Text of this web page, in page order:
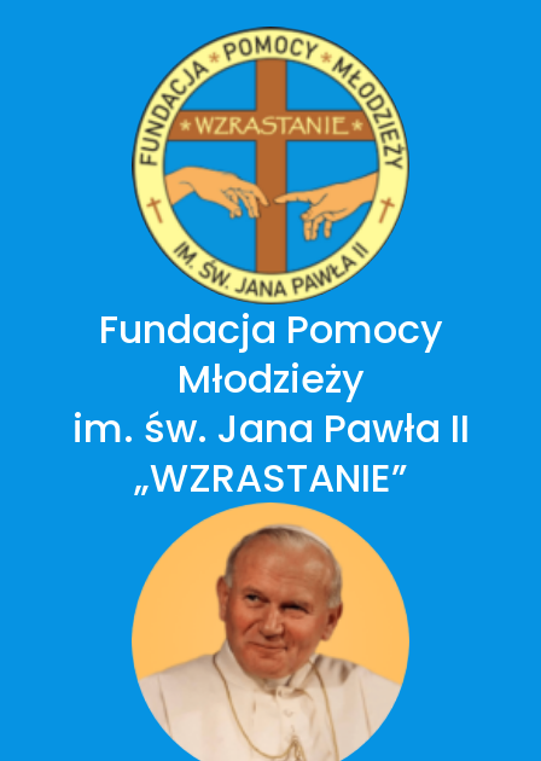
Fundacja Pomocy
Młodzieży
im. św. Jana Pawła II
„WZRASTANIE”